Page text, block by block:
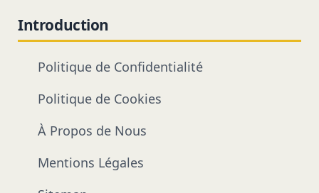
Introduction
Politique de Confidentialité
Politique de Cookies
À Propos de Nous
Mentions Légales